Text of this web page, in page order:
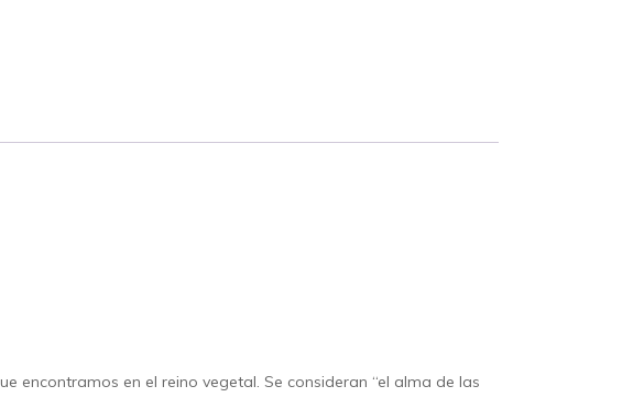
encontramos en el reino vegetal. Se consideran “el alma de las